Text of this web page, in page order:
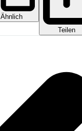
Ähnlich
Teilen